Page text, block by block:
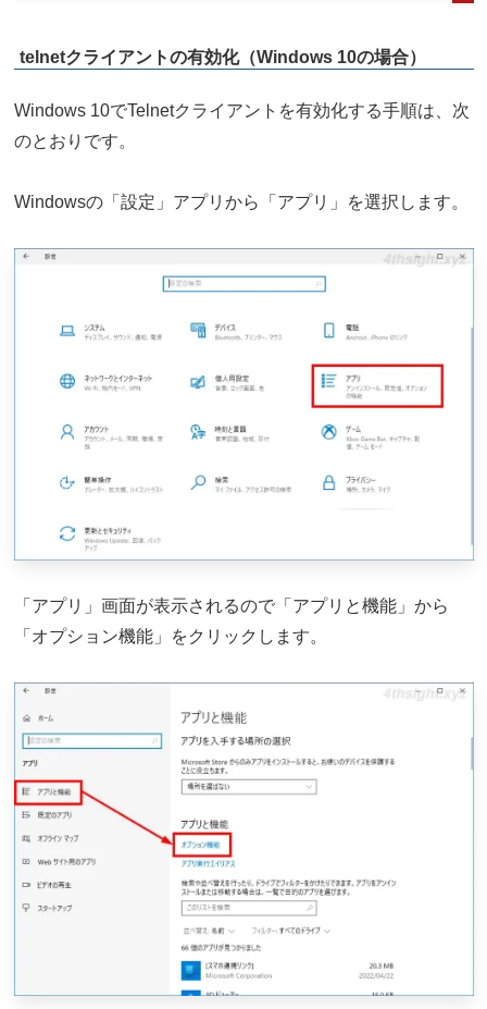
telnetクライアントの有効化（Windows 10の場合）
Windows 10でTelnetクライアントを有効化する手順は、次
のとおりです。
Windowsの「設定」アプリから「アプリ」を選択します。
「アプリ」画面が表示されるので「アプリと機能」から
「オプション機能」をクリックします。